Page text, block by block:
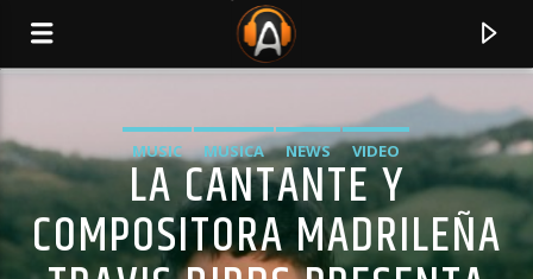
MUSIC MUSICA NEWS VIDEO
LA CANTANTE Y
COMPOSITORA MADRILEÑA